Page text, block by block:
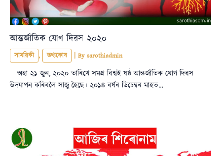
আন্তৰ্জাতিক যোগ দিৱস ২০২০
সাময়িকী , তথ্যকোষ | By sarothiadmin
অহা ২১ জুন, ২০২০ তাৰিখে সমগ্ৰ বিশ্বই ষষ্ঠ আন্তৰ্জাতিক যোগ দিৱস
উদযাপন কৰিবলৈ সাজু হৈছে। ২০১৪ বৰ্ষৰ ডিচেম্বৰ মাহত…